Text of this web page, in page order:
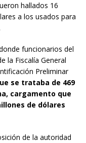
hallados 16
a los usados para
funcionarios del
la Fiscalía General
Preliminar
se trataba de 469
cargamento que
de dólares
de la autoridad